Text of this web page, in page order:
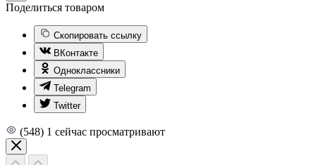
Поделиться товаром
Скопировать ссылку
ВКонтакте
Одноклассники
Telegram
Twitter
(548) 1 сейчас просматривают